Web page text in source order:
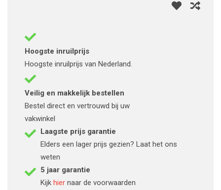
Hoogste inruilprijs
Hoogste inruilprijs van Nederland.
Veilig en makkelijk bestellen
Bestel direct en vertrouwd bij uw
vakwinkel
Laagste prijs garantie
Elders een lager prijs gezien? Laat het ons
weten
5 jaar garantie
Kijk hiernaar de voorwaarden